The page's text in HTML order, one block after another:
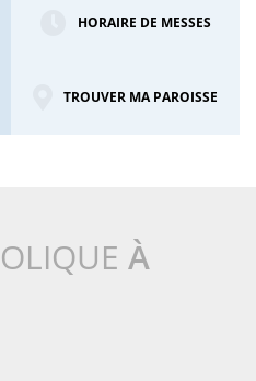
HORAIRE DE MESSES
TROUVER MA PAROISSE
À